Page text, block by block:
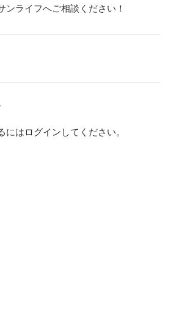
ンライフへご相談ください！
にはログイン してください。